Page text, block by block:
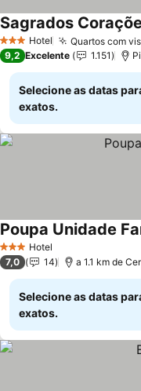
3 EstrelasHotel Quartos com
Sagrados
9,2 Excelente 1.151
Selecione as datas
exatos.
3 EstrelasHotel
Poupa Unidade
7,0 14 a 1.1 km de
Selecione as datas
exatos.